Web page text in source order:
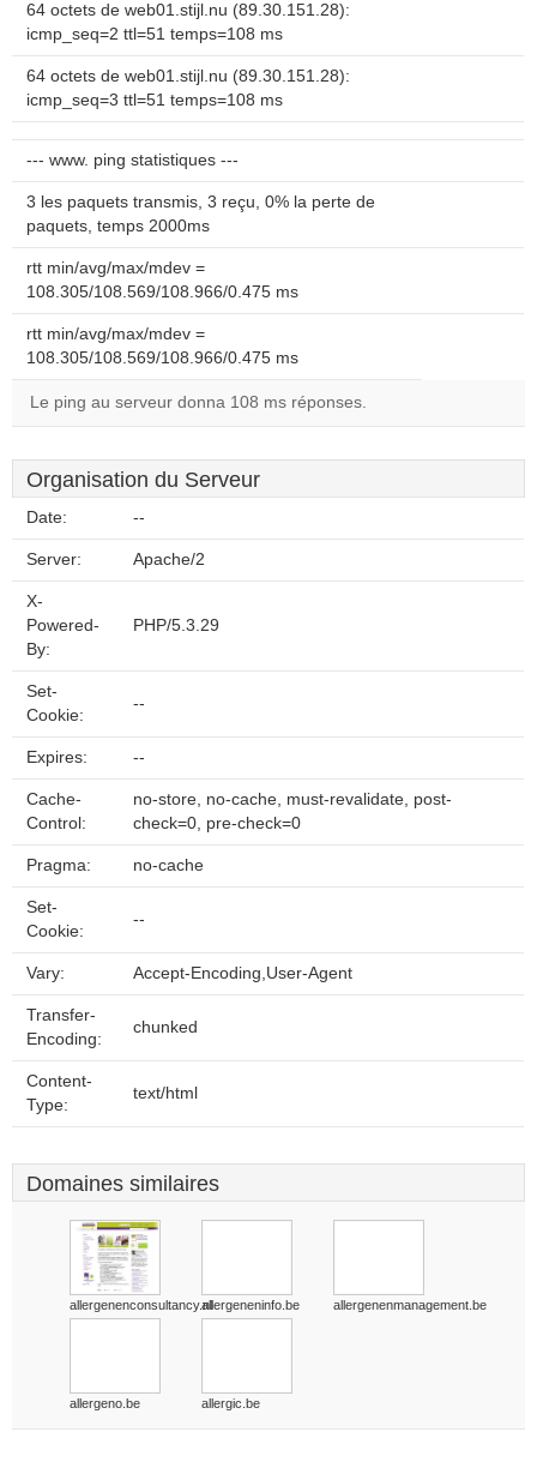
64 octets de web01.stijl.nu (89.30.151.28):
icmp_seq=2 ttl=51 temps=108 ms
64 octets de web01.stijl.nu (89.30.151.28):
icmp_seq=3 ttl=51 temps=108 ms
--- www. ping statistiques ---
3 les paquets transmis, 3 reçu, 0% la perte de
paquets, temps 2000ms
rtt min/avg/max/mdev =
108.305/108.569/108.966/0.475 ms
rtt min/avg/max/mdev =
108.305/108.569/108.966/0.475 ms
Le ping au serveur donna 108 ms réponses.
Organisation du Serveur
Date: --
Server: Apache/2
X-
Powered-
By:
PHP/5.3.29
Set-
Cookie:
--
Expires: --
Cache-
Control:
no-store, no-cache, must-revalidate, post-
check=0, pre-check=0
Pragma: no-cache
Set-
Cookie:
--
Vary: Accept-Encoding,User-Agent
Transfer-
Encoding:
chunked
Content-
Type:
text/html
Domaines similaires
allergenenconsultancy.nlallergeneninfo.be allergenenmanagement.be
allergeno.be allergic.be